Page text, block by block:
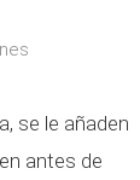
se le añaden
antes de